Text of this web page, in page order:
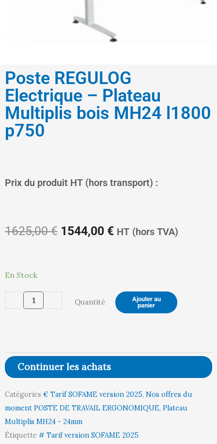
Poste REGULOG
Electrique – Plateau
Multiplis bois MH24 l1800
p750
Prix du produit HT (hors transport) :
1625,00€
Le
prix
1625,00 €.
1544,00 €
Le
prix
1544,00 €.
HT (hors TVA)
En Stock
quantité
Plateau
Multiplis
MH24
p750
Quantité
Ajouter au
panier
Continuer les achats
Catégories € Tarif SOFAME version 2025, Nos offres du
moment POSTE DE TRAVAIL ERGONOMIQUE, Plateau
Multiplis MH24 - 24mm
Étiquette # Tarif version SOFAME 2025